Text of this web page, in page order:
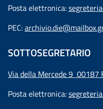
Posta elettronica:
PEC:
SOTTOSEGRETARIO
Via della Mercede 9 00187
Posta elettronica: